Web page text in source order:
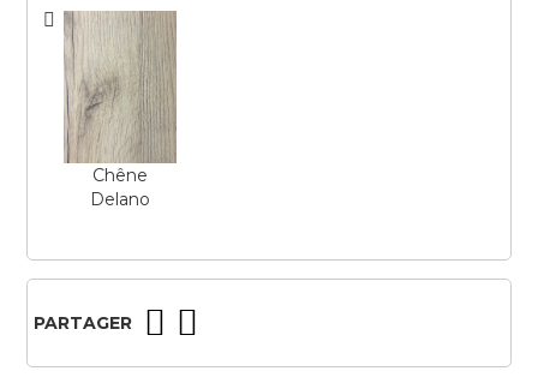
Chêne
Delano
PARTAGER